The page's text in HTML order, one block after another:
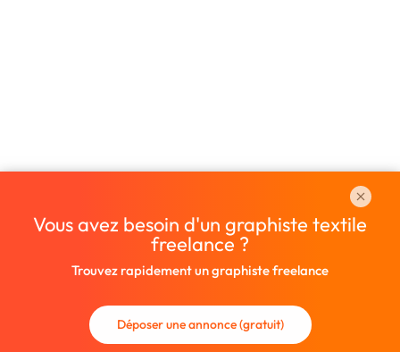
Vous avez besoin d'un graphiste textile
freelance ?
Trouvez rapidement un graphiste freelance
Déposer une annonce (gratuit)